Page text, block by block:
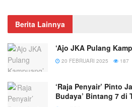
Berita Lainnya
‘Ajo JKA Pulang
20 FEBRUARI 2025 187
‘Raja Penyair’ Pinto
Budaya’ Bintang 7 di